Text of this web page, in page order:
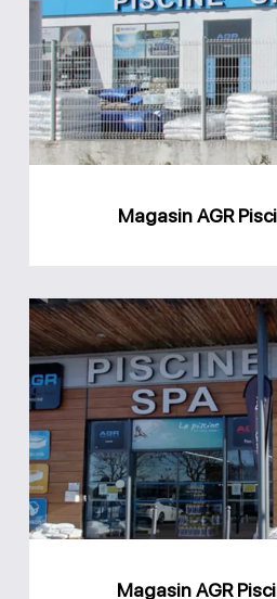
Magasin AGR
AGR
Magasin AGR